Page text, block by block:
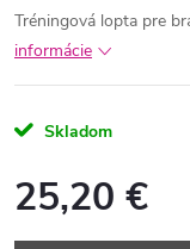
Tréningová lopta pre
informácie
Skladom
25,20 €